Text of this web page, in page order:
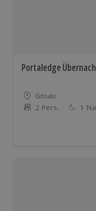
Portaledge
Standort
Gosau
Anzahl der
2 Pers. 1